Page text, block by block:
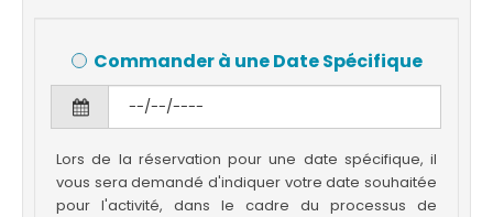
Commander à une Date Spécifique
Lors de la réservation pour une date spécifique, il
vous sera demandé d'indiquer votre date souhaitée
pour l'activité, dans le cadre du processus de